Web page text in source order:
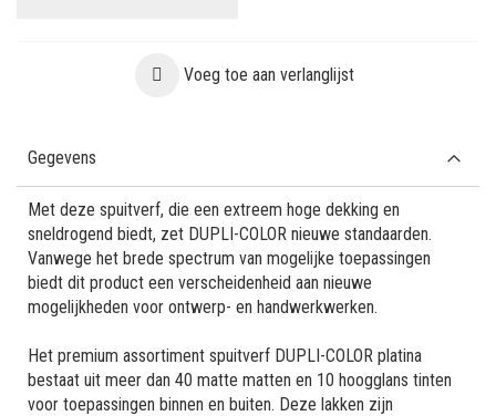
Voeg toe aan verlanglijst
Gegevens
Met deze spuitverf, die een extreem hoge dekking en
sneldrogend biedt, zet DUPLI-COLOR nieuwe standaarden.
Vanwege het brede spectrum van mogelijke toepassingen
biedt dit product een verscheidenheid aan nieuwe
mogelijkheden voor ontwerp- en handwerkwerken.
Het premium assortiment spuitverf DUPLI-COLOR platina
bestaat uit meer dan 40 matte matten en 10 hoogglans tinten
voor toepassingen binnen en buiten. Deze lakken zijn